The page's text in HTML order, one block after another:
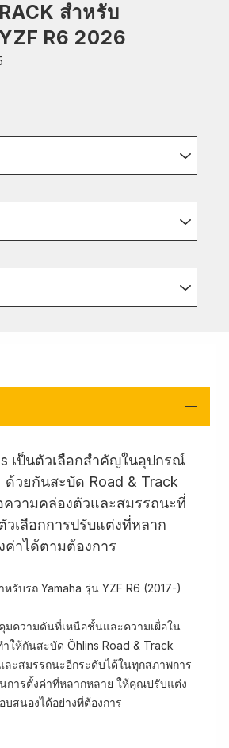
สำหรับ
R6 2026
เป็นตัวเลือกสำคัญในอุปกรณ์
ด้วยกันสะบัด Road & Track
ความคล่องตัวและสมรรถนะที่
วเลือกการปรับแต่งที่หลาก
าได้ตามต้องการ
รับรถ Yamaha รุ่น YZF R6 (2017-)
มความดันที่เหนือชั้นและความเผื่อใน
ให้กันสะบัด Öhlins Road & Track
ละสมรรถนะอีกระดับได้ในทุกสภาพการ
การตั้งค่าที่หลากหลาย ให้คุณปรับแต่ง
สนองได้อย่างที่ต้องการ